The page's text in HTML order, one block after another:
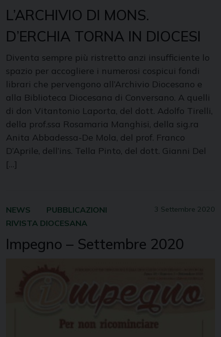
L’ARCHIVIO DI MONS.
D’ERCHIA TORNA IN DIOCESI
Diventa sempre più ristretto anzi insufficiente lo
spazio per accogliere i numerosi cospicui fondi
librari che pervengono all’Archivio Diocesano e
alla Biblioteca Diocesana di Conversano. A quelli
di don Vitantonio Laporta, del dott. Adolfo Tirelli,
della prof.ssa Rosamaria Manghisi, della sig.ra
Anita Abbadessa-De Mola, del prof. Franco
D’Aprile, dell’ins. Tella Pinto, del dott. Gianni Del
[…]
3 Settembre 2020
NEWS
PUBBLICAZIONI
RIVISTA DIOCESANA
Impegno – Settembre 2020